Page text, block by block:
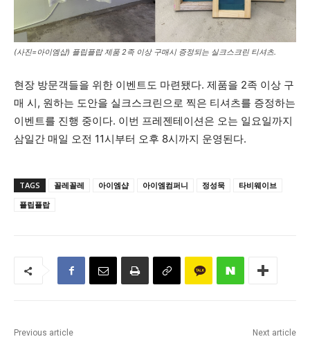
(사진=아이엠샵) 플립플랍 제품 2족 이상 구매시 증정되는 실크스크린 티셔츠.
현장 방문객들을 위한 이벤트도 마련됐다. 제품을 2족 이상 구
매 시, 원하는 도안을 실크스크린으로 찍은 티셔츠를 증정하는
이벤트를 진행 중이다. 이번 프레젠테이션은 오는 일요일까지
삼일간 매일 오전 11시부터 오후 8시까지 운영된다.
TAGS 꼴레꼴레 아이엠샵 아이엠컴퍼니 정성묵
타비웨이브
플립플랍
Previous article Next article